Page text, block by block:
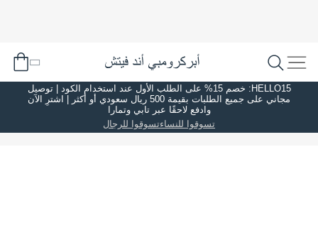
HELLO15: خصم 15% على الطلب الأول عند استخدام الكود | توصيل
مجاني على جميع الطلبات بقيمة 500 ريال سعودي أو أكثر | اشترِ الآن
وادفع لاحقًا عبر تابي وتمارا
تسوقوا للنساءتسوقوا للرجال